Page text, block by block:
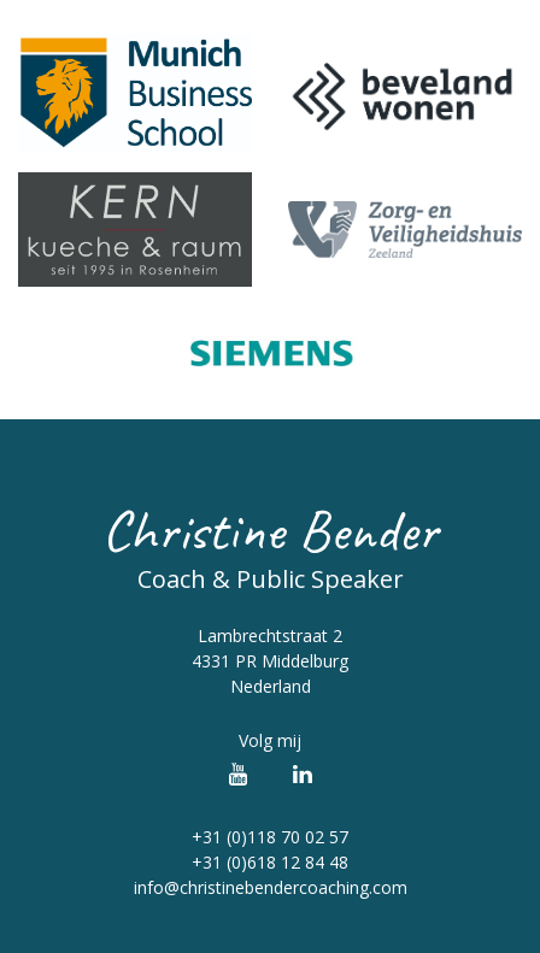
Christine Bender
Coach & Public Speaker
Lambrechtstraat 2
4331 PR Middelburg
Nederland
Volg mij
+31 (0)118 70 02 57
+31 (0)618 12 84 48
info@christinebendercoaching.com